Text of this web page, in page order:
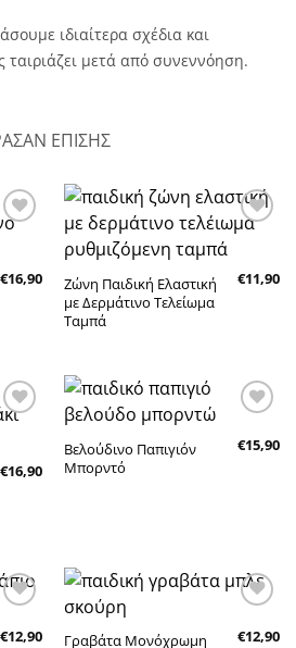
ιδιαίτερα σχέδια και
ταιριάζει μετά από συνεννόηση.
ΕΠΙΣΗΣ
€16,90
Πρόσθήκη
στην λίστα
Ζώνη Παιδική Ελαστική
με Δερμάτινο Τελείωμα
Ταμπά
€11,90
€16,90
στην λίστα
Βελούδινο Παπιγιόν
Μπορντό
€15,90
€12,90
στην λίστα
Γραβάτα Μονόχρωμη €12,90